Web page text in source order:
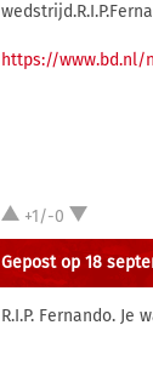
https://www.bd.nl/
+1/-0
Gepost op 18
R.I.P. Fernando. Je